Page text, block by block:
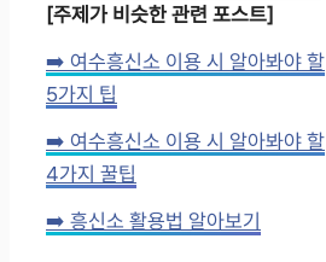
[주제가 비슷한 관련 포스트]
➡️ 여수흥신소 이용 시 알아봐야 할
5가지 팁
➡️ 여수흥신소 이용 시 알아봐야 할
4가지 꿀팁
➡️ 흥신소 활용법 알아보기